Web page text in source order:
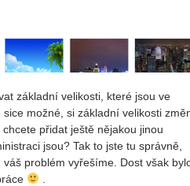
základní velikosti, které jsou ve
možné, si základní velikosti
přidat ještě nějakou jinou
jsou? Tak to jste tu správně,
problém vyřešíme. Dost však